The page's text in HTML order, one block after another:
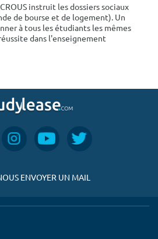
instruit les dossiers sociaux
de bourse et de logement). Un
à tous les étudiants les mêmes
dans l'enseignement
ENVOYER UN MAIL